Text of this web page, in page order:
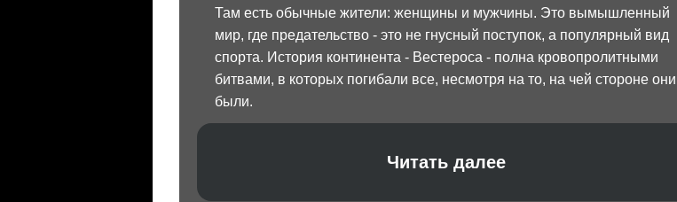
Там есть обычные жители: женщины и мужчины. Это вымышленный
мир, где предательство - это не гнусный поступок, а популярный вид
спорта. История континента - Вестероса - полна кровопролитными
битвами, в которых погибали все, несмотря на то, на чей стороне они
были.
Читать далее